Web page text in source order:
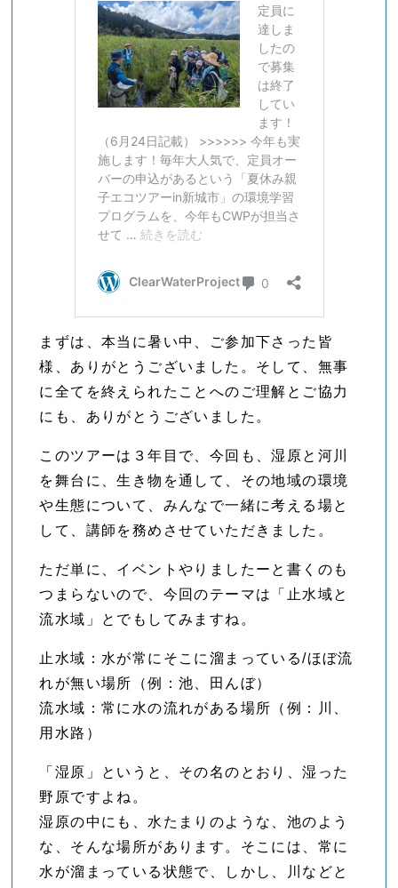
まずは、本当に暑い中、ご参加下さった皆
様、ありがとうございました。そして、無事
に全てを終えられたことへのご理解とご協力
にも、ありがとうございました。
このツアーは３年目で、今回も、湿原と河川
を舞台に、生き物を通して、その地域の環境
や生態について、みんなで一緒に考える場と
して、講師を務めさせていただきました。
ただ単に、イベントやりましたーと書くのも
つまらないので、今回のテーマは「止水域と
流水域」とでもしてみますね。
止水域：水が常にそこに溜まっている/ほぼ流
れが無い場所（例：池、田んぼ）
流水域：常に水の流れがある場所（例：川、
用水路）
「湿原」というと、その名のとおり、湿った
野原ですよね。
湿原の中にも、水たまりのような、池のよう
な、そんな場所があります。そこには、常に
水が溜まっている状態で、しかし、川などと